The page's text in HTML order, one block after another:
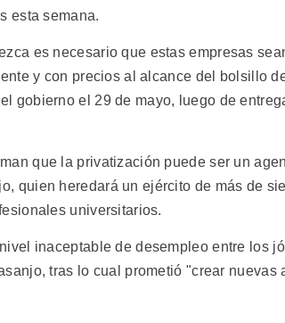
esta semana.
es necesario que estas empresas
y con precios al alcance del bolsillo
gobierno el 29 de mayo, luego de
que la privatización puede ser un
quien heredará un ejército de más de
universitarios.
inaceptable de desempleo entre los
tras lo cual prometió "crear